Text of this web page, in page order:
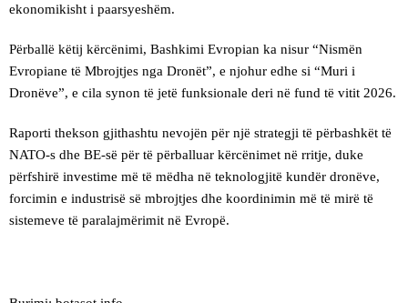
ekonomikisht i paarsyeshëm.
Përballë këtij kërcënimi, Bashkimi Evropian ka nisur “Nismën
Evropiane të Mbrojtjes nga Dronët”, e njohur edhe si “Muri i
Dronëve”, e cila synon të jetë funksionale deri në fund të vitit 2026.
Raporti thekson gjithashtu nevojën për një strategji të përbashkët të
NATO-s dhe BE-së për të përballuar kërcënimet në rritje, duke
përfshirë investime më të mëdha në teknologjitë kundër dronëve,
forcimin e industrisë së mbrojtjes dhe koordinimin më të mirë të
sistemeve të paralajmërimit në Evropë.